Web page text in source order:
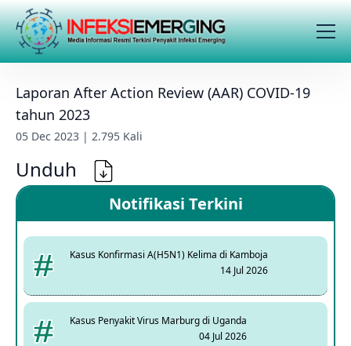
Laporan After Action Review (AAR) COVID-19
tahun 2023
05 Dec 2023 | 2.795 Kali
Unduh
Notifikasi Terkini
Kasus Konfirmasi A(H5N1) Kelima di Kamboja
14 Jul 2026
Kasus Penyakit Virus Marburg di Uganda
04 Jul 2026